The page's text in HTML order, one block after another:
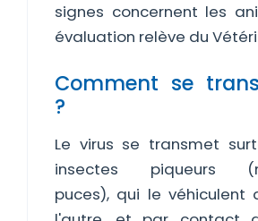
signes concernent les
évaluation relève du
Comment se
?
Le virus se transmet
insectes piqueurs
puces), qui le véhiculent